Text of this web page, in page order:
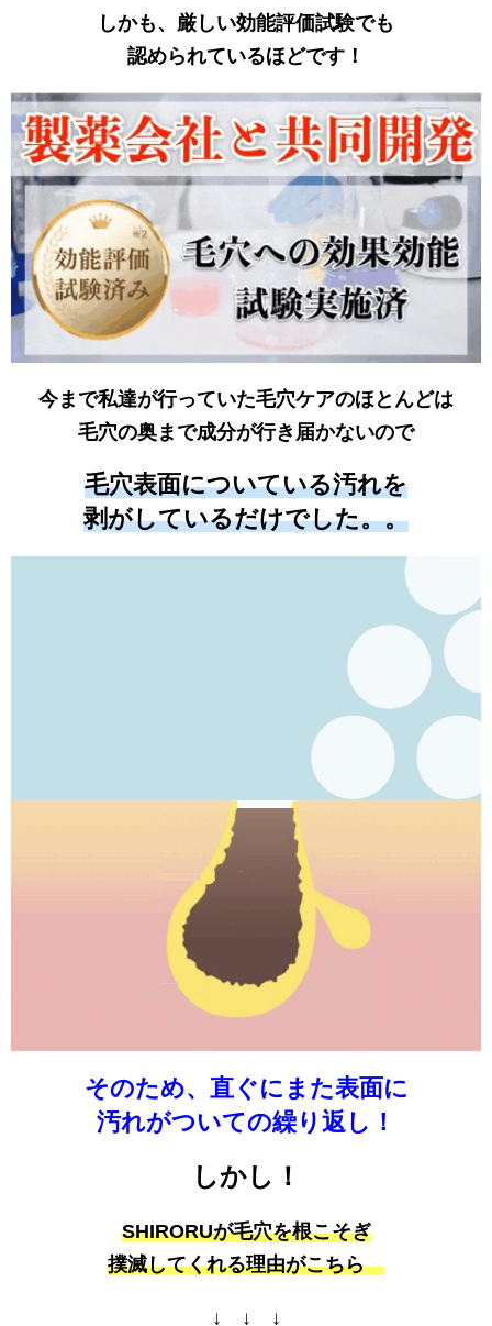
しかも、厳しい効能評価試験でも
認められているほどです！
今まで私達が行っていた毛穴ケアのほとんどは
毛穴の奥まで成分が行き届かないので
毛穴表面についている汚れを
剥がしているだけでした。。
そのため、直ぐにまた表面に
汚れがついての繰り返し！
しかし！
SHIRORUが毛穴を根こそぎ
撲滅してくれる理由がこちら
↓ ↓ ↓